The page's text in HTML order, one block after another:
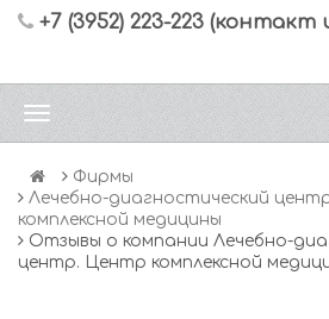
+7 (3952) 223-223
Фирмы
Лечебно-диагностический
комплексной медицины
Отзывы о компании Лечебно-
центр. Центр комплексной